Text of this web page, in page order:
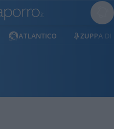
ATLANTICO ZUPPA DI